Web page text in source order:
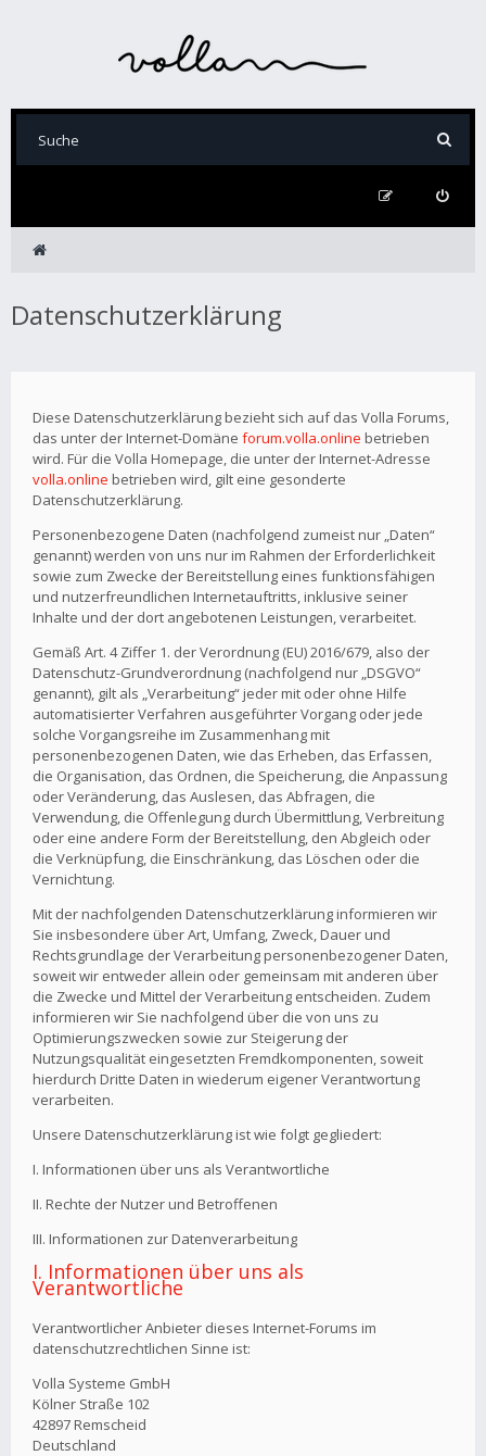
Datenschutzerklärung
Diese Datenschutzerklärung bezieht sich auf das Volla Forums,
das unter der Internet-Domäne forum.volla.online betrieben
wird. Für die Volla Homepage, die unter der Internet-Adresse
volla.online betrieben wird, gilt eine gesonderte
Datenschutzerklärung.
Personenbezogene Daten (nachfolgend zumeist nur „Daten“
genannt) werden von uns nur im Rahmen der Erforderlichkeit
sowie zum Zwecke der Bereitstellung eines funktionsfähigen
und nutzerfreundlichen Internetauftritts, inklusive seiner
Inhalte und der dort angebotenen Leistungen, verarbeitet.
Gemäß Art. 4 Ziffer 1. der Verordnung (EU) 2016/679, also der
Datenschutz-Grundverordnung (nachfolgend nur „DSGVO“
genannt), gilt als „Verarbeitung“ jeder mit oder ohne Hilfe
automatisierter Verfahren ausgeführter Vorgang oder jede
solche Vorgangsreihe im Zusammenhang mit
personenbezogenen Daten, wie das Erheben, das Erfassen,
die Organisation, das Ordnen, die Speicherung, die Anpassung
oder Veränderung, das Auslesen, das Abfragen, die
Verwendung, die Offenlegung durch Übermittlung, Verbreitung
oder eine andere Form der Bereitstellung, den Abgleich oder
die Verknüpfung, die Einschränkung, das Löschen oder die
Vernichtung.
Mit der nachfolgenden Datenschutzerklärung informieren wir
Sie insbesondere über Art, Umfang, Zweck, Dauer und
Rechtsgrundlage der Verarbeitung personenbezogener Daten,
soweit wir entweder allein oder gemeinsam mit anderen über
die Zwecke und Mittel der Verarbeitung entscheiden. Zudem
informieren wir Sie nachfolgend über die von uns zu
Optimierungszwecken sowie zur Steigerung der
Nutzungsqualität eingesetzten Fremdkomponenten, soweit
hierdurch Dritte Daten in wiederum eigener Verantwortung
verarbeiten.
Unsere Datenschutzerklärung ist wie folgt gegliedert:
I. Informationen über uns als Verantwortliche
II. Rechte der Nutzer und Betroffenen
III. Informationen zur Datenverarbeitung
I. Informationen über uns als
Verantwortliche
Verantwortlicher Anbieter dieses Internet-Forums im
datenschutzrechtlichen Sinne ist:
Volla Systeme GmbH
Kölner Straße 102
42897 Remscheid
Deutschland